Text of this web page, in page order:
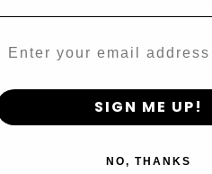
Humboldt
| *Bitte beachten
ein
auf dem eine
(F1…) oder
(Bx…)
aber die darin
entsprechen
der Sorte,
angegebenen
sind die
aktuellen
Produkt ist
clicking AGREE & ENTER, you
SIGN ME UP!
NO, THANKS